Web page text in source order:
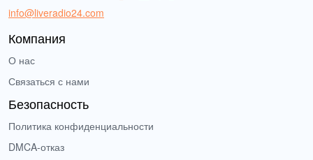
info@liveradio24.com
Компания
О нас
Связаться с нами
Безопасность
Политика конфиденциальности
DMCA-отказ